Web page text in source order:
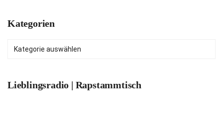
Kategorien
Lieblingsradio | Rapstammtisch